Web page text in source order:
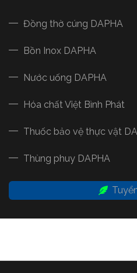
Đồng thờ cúng DAPHA
Bồn Inox DAPHA
Nước uống DAPHA
Hóa chất Việt Bình Phát
Thuốc bảo vệ thực vật
Thùng phuy DAPHA